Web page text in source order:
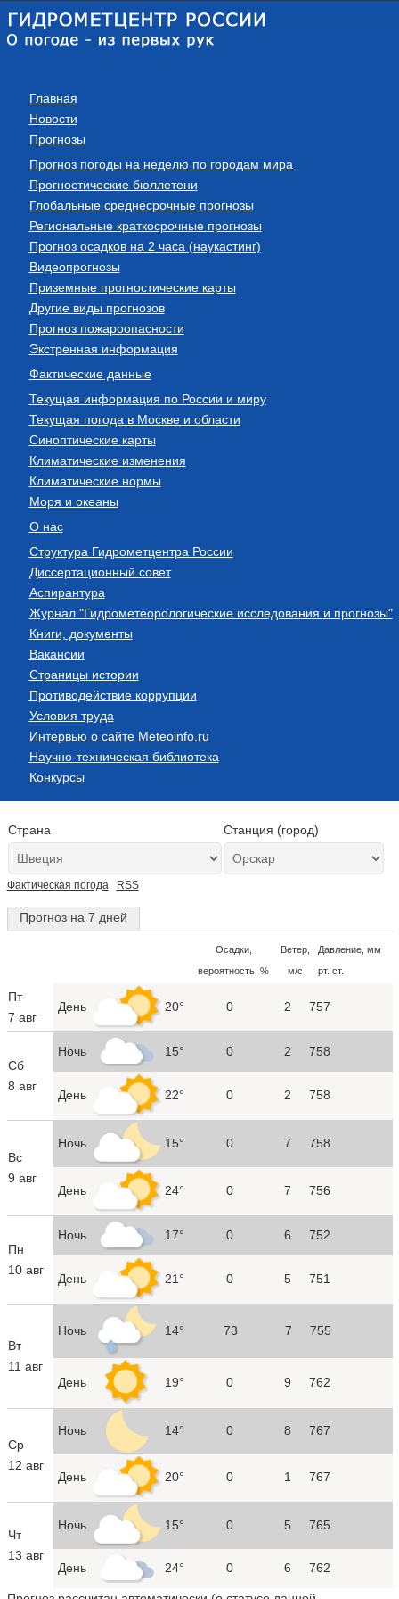
Главная
Новости
Прогнозы
Прогноз погоды на неделю по городам мира
Прогностические бюллетени
Глобальные среднесрочные прогнозы
Региональные краткосрочные прогнозы
Прогноз осадков на 2 часа (наукастинг)
Видеопрогнозы
Приземные прогностические карты
Другие виды прогнозов
Прогноз пожароопасности
Экстренная информация
Фактические данные
Текущая информация по России и миру
Текущая погода в Москве и области
Синоптические карты
Климатические изменения
Климатические нормы
Моря и океаны
О нас
Структура Гидрометцентра России
Диссертационный совет
Аспирантура
Журнал "Гидрометеорологические исследования и прогнозы"
Книги, документы
Вакансии
Страницы истории
Противодействие коррупции
Условия труда
Интервью о сайте Meteoinfo.ru
Научно-техническая библиотека
Конкурсы
Страна Станция (город)
Фактическая погода RSS
Прогноз на 7 дней
Осадки,
вероятность, %
Ветер,
м/с
Давление, мм
рт. ст.
Пт
7 авг
День 20° 0 2 757
Сб
8 авг
Ночь 15° 0 2 758
День 22° 0 2 758
Вс
9 авг
Ночь 15° 0 7 758
День 24° 0 7 756
Пн
10 авг
Ночь 17° 0 6 752
День 21° 0 5 751
Вт
11 авг
Ночь 14° 73 7 755
День 19° 0 9 762
Ср
12 авг
Ночь 14° 0 8 767
День 20° 0 1 767
Чт
13 авг
Ночь 15° 0 5 765
День 24° 0 6 762